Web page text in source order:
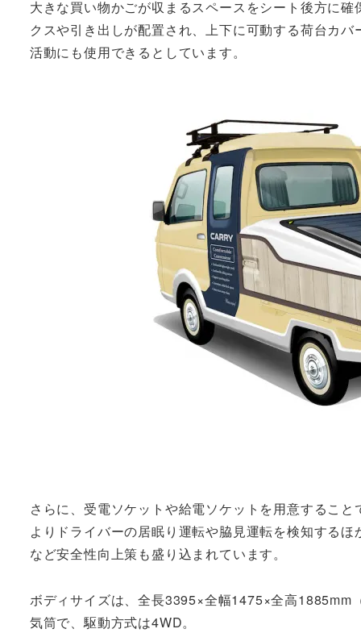
大きな買い物かごが収まるスペースをシート後方に
クスや引き出しが配置され、上下に可動する荷台カ
活動にも使用できるとしています。
さらに、受電ソケットや給電ソケットを用意するこ
よりドライバーの居眠り運転や脇見運転を検知する
など安全性向上策も盛り込まれています。
ボディサイズは、全長3395×全幅1475×全高
気筒で、駆動方式は4WD。